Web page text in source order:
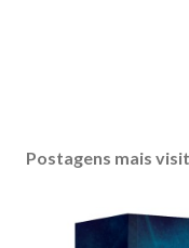
s
Postagens mais